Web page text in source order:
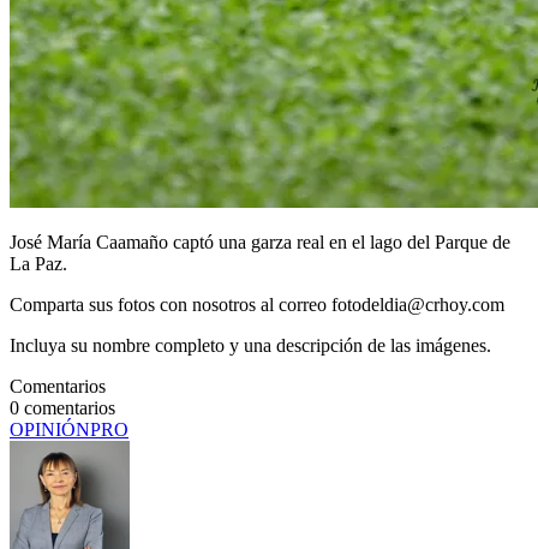
José María Caamaño captó una garza real en el lago del Parque de
La Paz.
Comparta sus fotos con nosotros al correo fotodeldia@crhoy.com
Incluya su nombre completo y una descripción de las imágenes.
Comentarios
0 comentarios
OPINIÓNPRO